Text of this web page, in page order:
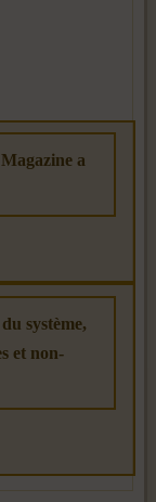
a
système,
et non-